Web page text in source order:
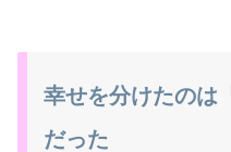
幸せを分けたのは
だった